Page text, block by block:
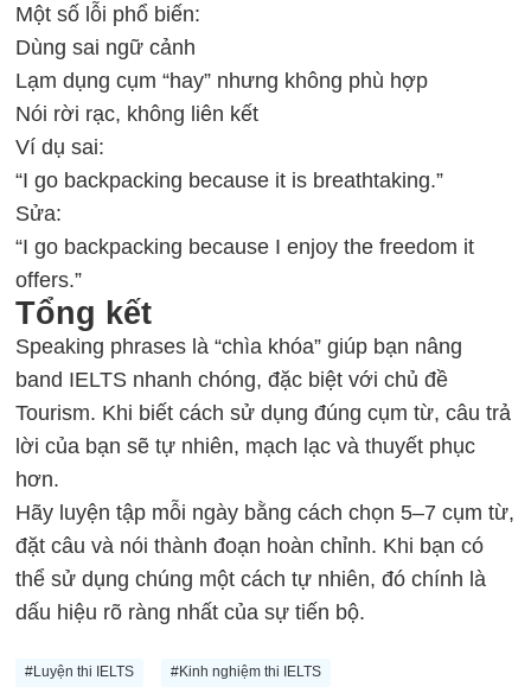
Một số lỗi phổ biến:
Dùng sai ngữ cảnh
Lạm dụng cụm “hay” nhưng không phù hợp
Nói rời rạc, không liên kết
Ví dụ sai:
“I go backpacking because it is breathtaking.”
Sửa:
“I go backpacking because I enjoy the freedom it
offers.”
Tổng kết
Speaking phrases là “chìa khóa” giúp bạn nâng
band IELTS nhanh chóng, đặc biệt với chủ đề
Tourism. Khi biết cách sử dụng đúng cụm từ, câu trả
lời của bạn sẽ tự nhiên, mạch lạc và thuyết phục
hơn.
Hãy luyện tập mỗi ngày bằng cách chọn 5–7 cụm từ,
đặt câu và nói thành đoạn hoàn chỉnh. Khi bạn có
thể sử dụng chúng một cách tự nhiên, đó chính là
dấu hiệu rõ ràng nhất của sự tiến bộ.
#Luyện thi IELTS #Kinh nghiệm thi IELTS